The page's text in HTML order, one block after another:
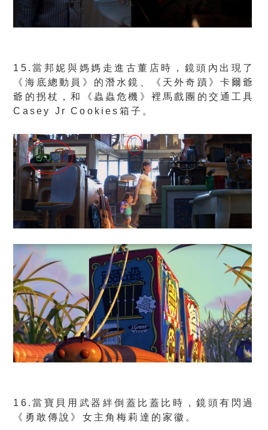
15.當邦妮與媽媽走進古董店時，鏡頭內出現了
《海底總動員》的潛水鏡、《天外奇蹟》卡爾爺
爺的拐杖，和《蟲蟲危機》裡馬戲團的交通工具
Casey Jr Cookies箱子。
16.當寶貝用武器絆倒蓋比蓋比時，鏡頭有閃過
《勇敢傳說》女主角梅莉達的家徽。